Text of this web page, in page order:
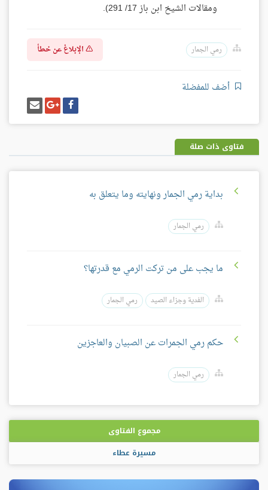
ومقالات الشيخ ابن باز 17/ 291).
رمي الجمار الإبلاغ عن خطأ
أضف للمفضلة
شارك
على
فيسبوك
شارك
على
غوغل
بلس
إرسل
إيميل
فتاوى ذات صلة
بداية رمي الجمار ونهايته وما يتعلق به
رمي الجمار
ما يجب على من تركت الرمي مع قدرتها؟
الفدية وجزاء الصيد رمي الجمار
حكم رمي الجمرات عن الصبيان والعاجزين
رمي الجمار
مجموع الفتاوى
مسيرة عطاء